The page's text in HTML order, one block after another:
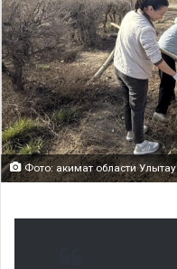
Фото: акимат области Улытау